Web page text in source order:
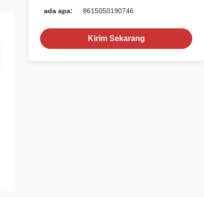
ada apa: 8615050190746
Kirim Sekarang